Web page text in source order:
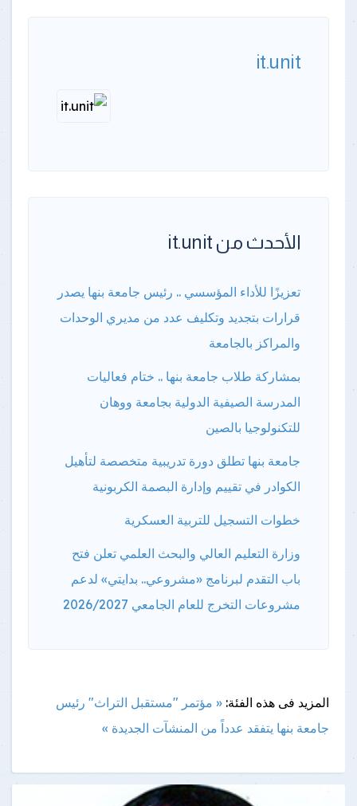
it.unit
الأحدث من it.unit
تعزيزًا للأداء المؤسسي .. رئيس جامعة بنها يصدر
قرارات بتجديد وتكليف عدد من مديري الوحدات
والمراكز بالجامعة
بمشاركة طلاب جامعة بنها .. ختام فعاليات
المدرسة الصيفية الدولية بجامعة ووهان
للتكنولوجيا بالصين
جامعة بنها تطلق دورة تدريبية متخصصة لتأهيل
الكوادر في تقييم وإدارة البصمة الكربونية
خطوات التسجيل للتربية العسكرية
وزارة التعليم العالي والبحث العلمي تعلن فتح
باب التقدم لبرنامج «مشروعي.. بدايتي» لدعم
مشروعات التخرج للعام الجامعي 2026/2027
المزيد فى هذه الفئة: « مؤتمر "مستقبل التراث" رئيس
جامعة بنها يتفقد عدداً من المنشآت الجديدة »